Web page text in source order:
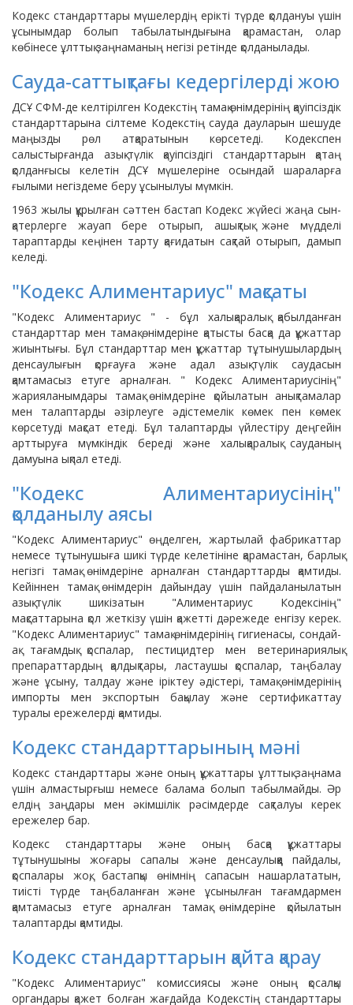
Кодекс стандарттары мүшелердің ерікті түрде қолдануы үшін
ұсынымдар болып табылатындығына қарамастан, олар
көбінесе ұлттық заңнаманың негізі ретінде қолданылады.
Сауда-саттықтағы кедергілерді жою
ДСҰ СФМ-де келтірілген Кодекстің тамақ өнімдерінің қауіпсіздік
стандарттарына сілтеме Кодекстің сауда дауларын шешуде
маңызды рөл атқаратынын көрсетеді. Кодекспен
салыстырғанда азық-түлік қауіпсіздігі стандарттарын қатаң
қолданғысы келетін ДСҰ мүшелеріне осындай шараларға
ғылыми негіздеме беру ұсынылуы мүмкін.
1963 жылы құрылған сәттен бастап Кодекс жүйесі жаңа сын-
қатерлерге жауап бере отырып, ашықтық және мүдделі
тараптарды кеңінен тарту қағидатын сақтай отырып, дамып
келеді.
"Кодекс Алиментариус" мақсаты
"Кодекс Алиментариус " - бұл халықаралық қабылданған
стандарттар мен тамақ өнімдеріне қатысты басқа да құжаттар
жиынтығы. Бұл стандарттар мен құжаттар тұтынушылардың
денсаулығын қорғауға және адал азық-түлік саудасын
қамтамасыз етуге арналған. " Кодекс Алиментариусінің"
жарияланымдары тамақ өнімдеріне қойылатын анықтамалар
мен талаптарды әзірлеуге әдістемелік көмек пен көмек
көрсетуді мақсат етеді. Бұл талаптарды үйлестіру деңгейін
арттыруға мүмкіндік береді және халықаралық сауданың
дамуына ықпал етеді.
"Кодекс Алиментариусінің"
қолданылу аясы
"Кодекс Алиментариус" өңделген, жартылай фабрикаттар
немесе тұтынушыға шикі түрде келетініне қарамастан, барлық
негізгі тамақ өнімдеріне арналған стандарттарды қамтиды.
Кейіннен тамақ өнімдерін дайындау үшін пайдаланылатын
азық-түлік шикізатын "Алиментариус Кодексінің"
мақсаттарына қол жеткізу үшін қажетті дәрежеде енгізу керек.
"Кодекс Алиментариус" тамақ өнімдерінің гигиенасы, сондай-
ақ тағамдық қоспалар, пестицидтер мен ветеринариялық
препараттардың қалдықтары, ластаушы қоспалар, таңбалау
және ұсыну, талдау және іріктеу әдістері, тамақ өнімдерінің
импорты мен экспортын бақылау және сертификаттау
туралы ережелерді қамтиды.
Кодекс стандарттарының мәні
Кодекс стандарттары және оның құжаттары ұлттық заңнама
үшін алмастырғыш немесе балама болып табылмайды. Әр
елдің заңдары мен әкімшілік рәсімдерде сақталуы керек
ережелер бар.
Кодекс стандарттары және оның басқа құжаттары
тұтынушыны жоғары сапалы және денсаулыққа пайдалы,
қоспалары жоқ, бастапқы өнімнің сапасын нашарлататын,
тиісті түрде таңбаланған және ұсынылған тағамдармен
қамтамасыз етуге арналған тамақ өнімдеріне қойылатын
талаптарды қамтиды.
Кодекс стандарттарын қайта қарау
"Кодекс Алиментариус" комиссиясы және оның қосалқы
органдары қажет болған жағдайда Кодекстің стандарттары